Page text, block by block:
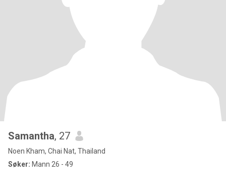
Samantha, 27
Noen Kham, Chai Nat, Thailand
Søker: Mann 26 - 49